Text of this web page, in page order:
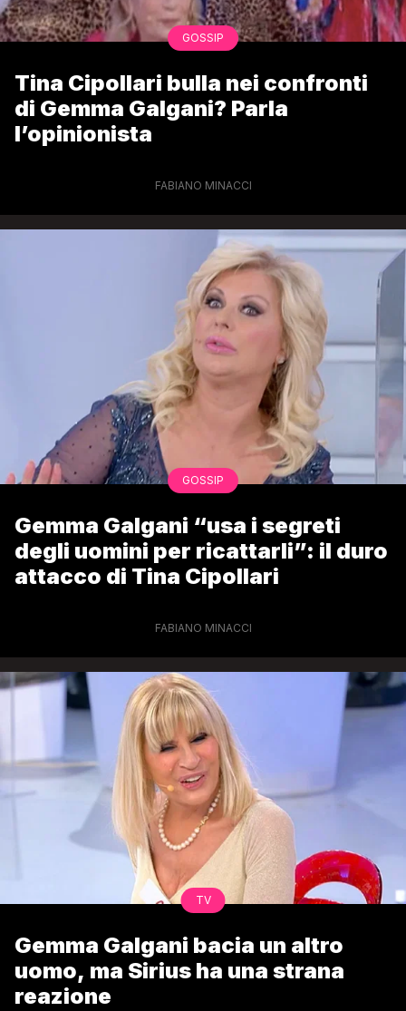
GOSSIP
Tina Cipollari bulla nei confronti
di Gemma Galgani? Parla
l’opinionista
FABIANO MINACCI
GOSSIP
Gemma Galgani “usa i segreti
degli uomini per ricattarli”: il duro
attacco di Tina Cipollari
FABIANO MINACCI
TV
Gemma Galgani bacia un altro
uomo, ma Sirius ha una strana
reazione